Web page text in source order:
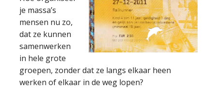
je massa’s
mensen nu zo,
dat ze kunnen
samenwerken
in hele grote
groepen, zonder dat ze langs elkaar heen
werken of elkaar in de weg lopen?